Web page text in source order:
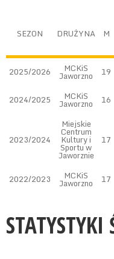
SEZON DRUŻYNA M
2025/2026
MCKiS
Jaworzno 19
2024/2025 MCKiS
Jaworzno 16
2023/2024
Miejskie
Centrum
Kultury i
Sportu w
Jaworznie
17
2022/2023 MCKiS
Jaworzno 17
STATYSTYKI